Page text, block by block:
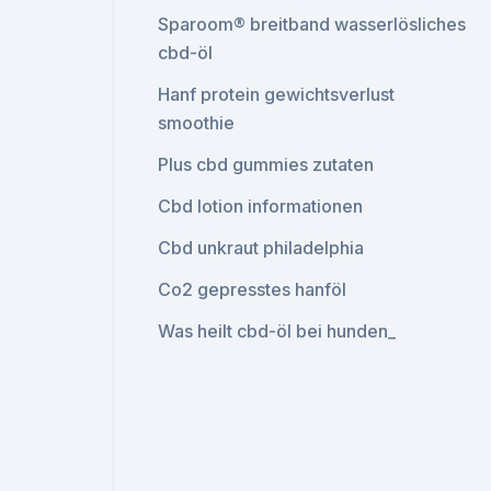
Sparoom® breitband wasserlösliches
cbd-öl
Hanf protein gewichtsverlust
smoothie
Plus cbd gummies zutaten
Cbd lotion informationen
Cbd unkraut philadelphia
Co2 gepresstes hanföl
Was heilt cbd-öl bei hunden_